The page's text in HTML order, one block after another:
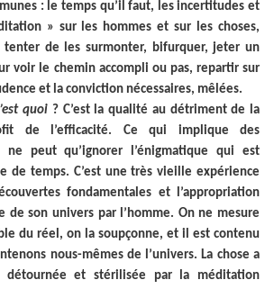
: le temps qu’il faut, les incertitudes et
» sur les hommes et sur les choses,
tenter de les surmonter, bifurquer, jeter un
voir le chemin accompli ou pas, repartir sur
et la conviction nécessaires, mêlées.
quoi ? C’est la qualité au détriment de la
de l’efficacité. Ce qui implique des
ne peut qu’ignorer l’énigmatique qui est
de temps. C’est une très vieille expérience
fondamentales et l’appropriation
de son univers par l’homme. On ne mesure
du réel, on la soupçonne, et il est contenu
nous-mêmes de l’univers. La chose a
et stérilisée par la méditation